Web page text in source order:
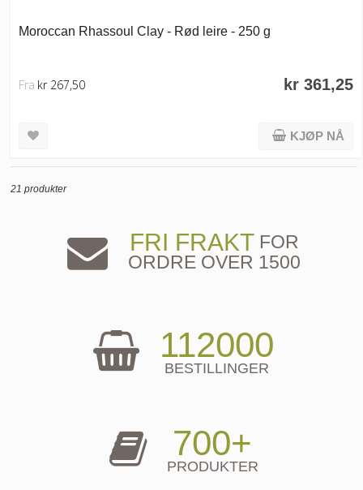
Moroccan Rhassoul Clay - Rød leire - 250 g
kr 361,25
Fra kr 267,50
KJØP NÅ
21 produkter
FRI FRAKTFOR
ORDRE OVER 1500
112000
BESTILLINGER
700+
PRODUKTER